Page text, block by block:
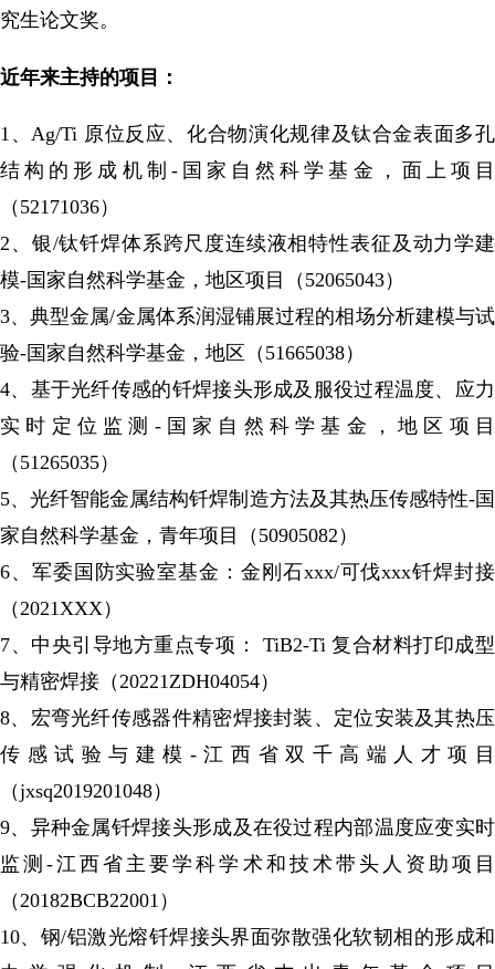
究生论文奖。
近年来主持的项目 ：
1、Ag/Ti 原位反应、化合物演化规律及钛合金表面多孔
结构的形成机制-国家自然科学基金，面上项目
（52171036）
2、银/钛钎焊体系跨尺度连续液相特性表征及动力学建
模-国家自然科学基金，地区项目（52065043）
3、典型金属/金属体系润湿铺展过程的相场分析建模与试
验-国家自然科学基金，地区（51665038）
4、基于光纤传感的钎焊接头形成及服役过程温度、应力
实时定位监测-国家自然科学基金，地区项目
（51265035）
5、光纤智能金属结构钎焊制造方法及其热压传感特性-国
家自然科学基金，青年项目（50905082）
6、军委国防实验室基金：金刚石xxx/可伐xxx钎焊封接
（2021XXX）
7、中央引导地方重点专项： TiB2-Ti 复合材料打印成型
与精密焊接（20221ZDH04054）
8、宏弯光纤传感器件精密焊接封装、定位安装及其热压
传感试验与建模-江西省双千高端人才项目
（jxsq2019201048）
9、异种金属钎焊接头形成及在役过程内部温度应变实时
监测-江西省主要学科学术和技术带头人资助项目
（20182BCB22001）
10、钢/铝激光熔钎焊接头界面弥散强化软韧相的形成和